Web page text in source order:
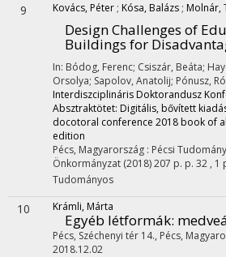
9 Kovács, Péter ; Kósa, Balázs ; Molnár,
Design Challenges of
Buildings for
In: Bódog, Ferenc; Csiszár, Beáta;
Orsolya; Sapolov, Anatolij; Pónusz,
Interdiszciplináris Doktorandusz
Absztraktötet: Digitális, bővített
docotoral conference 2018 book of
edition
Pécs, Magyarország : Pécsi
Önkormányzat (2018)207 p. p. 32 , 1
Tudományos
10 Krámli, Márta
Egyéb létformák:
Pécs, Széchenyi tér 14., Pécs,
2018.12.02